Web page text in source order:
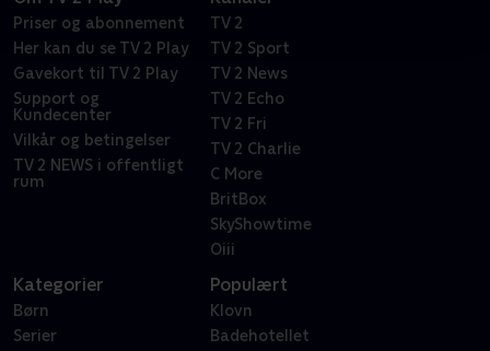
Priser og abonnement
Her kan du se TV 2 Play
Gavekort til TV 2 Play
Support og
Kundecenter
Vilkår og betingelser
TV 2 NEWS i offentligt
rum
TV 2
TV 2 Sport
TV 2 News
TV 2 Echo
TV 2 Fri
TV 2 Charlie
C More
BritBox
SkyShowtime
Oiii
Kategorier
Børn
Serier
Populært
Klovn
Badehotellet